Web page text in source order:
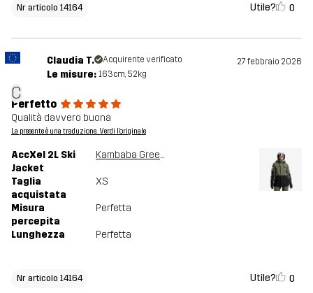
Nr articolo 14164 Utile? 0
C
Claudia T. Acquirente verificato 27 febbraio 2026
Le misure: 163cm, 52kg
Perfetto
Qualità davvero buona
La presente è una traduzione. Verdi l'originale
AccXel 2L Ski
Jacket
Kambaba Green/Black
Taglia
acquistata
XS
Misura
percepita
Perfetta
Lunghezza Perfetta
Nr articolo 14164 Utile? 0